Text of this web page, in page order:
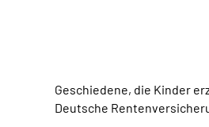
Geschiedene, die Kinder
Deutsche